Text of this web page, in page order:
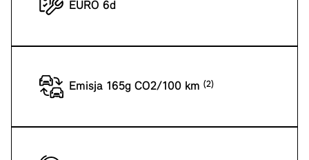
EURO 6d
Emisja 165g CO2/100 km